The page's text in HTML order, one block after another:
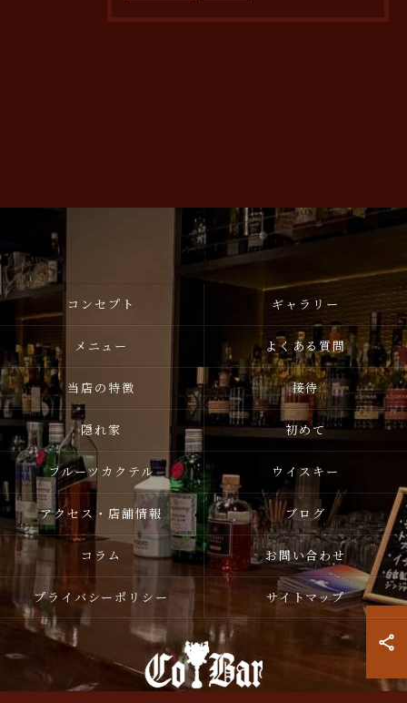
コンセプト ギャラリー
メニュー よくある質問
当店の特徴 接待
隠れ家 初めて
フルーツカクテル ウイスキー
アクセス・店舗情報 ブログ
コラム お問い合わせ
プライバシーポリシー サイトマップ